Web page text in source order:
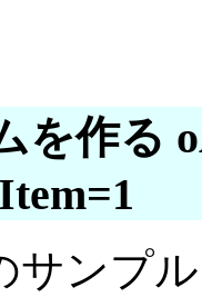
を作る
サンプ